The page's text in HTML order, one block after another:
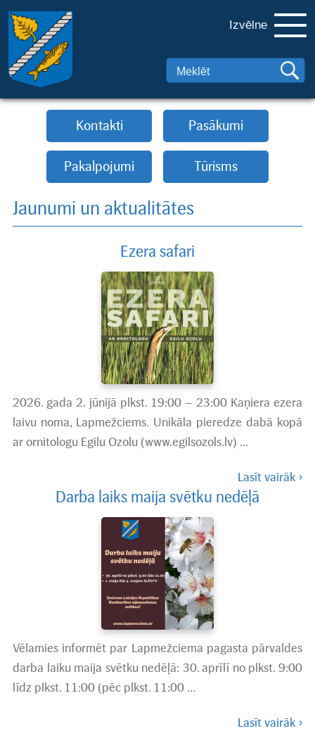
Izvēlne
Kontakti Pasākumi
Pakalpojumi Tūrisms
Jaunumi un aktualitātes
Ezera safari
2026. gada 2. jūnijā plkst. 19:00 – 23:00 Kaņiera ezera
laivu noma, Lapmežciems. Unikāla pieredze dabā kopā
ar ornitologu Egilu Ozolu (www.egilsozols.lv) …
Lasīt vairāk
Darba laiks maija svētku nedēļā
Vēlamies informēt par Lapmežciema pagasta pārvaldes
darba laiku maija svētku nedēļā: 30. aprīlī no plkst. 9:00
līdz plkst. 11:00 (pēc plkst. 11:00 …
Lasīt vairāk